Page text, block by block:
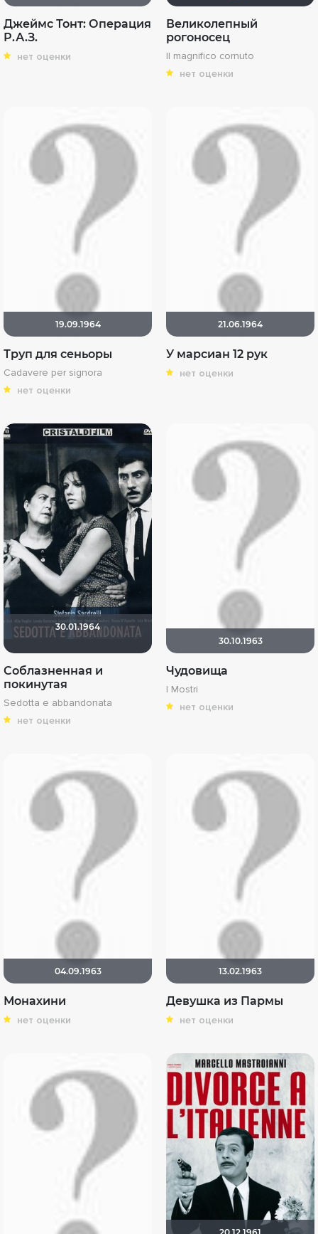
Джеймс Тонт: Операция
Р.А.З.
нет оценки
Великолепный
рогоносец
Il magnifico cornuto
нет оценки
19.09.1964
Труп для сеньоры
Cadavere per signora
нет оценки
21.06.1964
У марсиан 12 рук
нет оценки
30.01.1964
Соблазненная и
покинутая
Sedotta e abbandonata
нет оценки
30.10.1963
Чудовища
I Mostri
нет оценки
04.09.1963
Монахини
нет оценки
13.02.1963
Девушка из Пармы
нет оценки
20.12.1961